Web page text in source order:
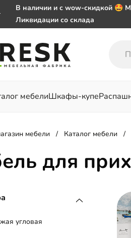
В наличии и с wow-скидкой 🤩
Ликвидации со склада
заказе от 50 000 ₽
Важно! Наш Whatsapp переехал
мебелиШкафы-купе
Для гостиной Для
мебели Каталог мебели
для
угловая